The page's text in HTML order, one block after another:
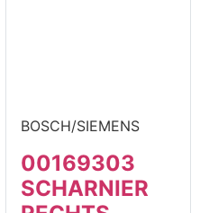
BOSCH/SIEMENS
00169303
SCHARNIER